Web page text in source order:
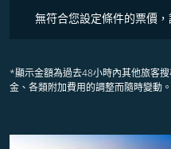
無符合您設定條件的票價，
*顯示金額為過去48小時內其他旅客
金、各類附加費用的調整而隨時變動。